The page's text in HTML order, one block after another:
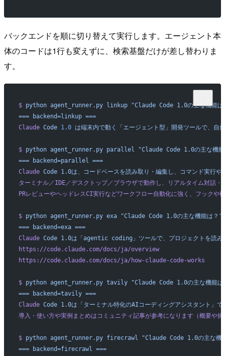
バックエンドを順に切り替えて実行します。エージェント本
体のコードは1行も変えずに、検索基盤だけが差し替わりま
す。
$ python agent_runner.py linkup "Claude Code 1.0の主な機能は
=== backend=linkup ===
Claude Code 1.0 は端末内で動く「エージェント型」開発ツールで、自
$ python agent_runner.py parallel "Claude Code 1.0の主な機
=== backend=parallel ===
Claude Code 1.0は、コードベースを読み取り・編集し、コマンド実行や
ターミナル／IDE／デスクトップ／ブラウザで動作し、リアルタイム対話
PRレビューやヘッドレスCI実行などワークフロー自動化に強く、フック
$ python agent_runner.py exa "Claude Code 1.0の主な機能は？"
=== backend=exa ===
Claude Code 1.0は「agentic coding」ツールで、プロジェクトを読み
https://code.claude.com/docs/ja/overview
https://code.claude.com/docs/ja/how-claude-code-works
$ python agent_runner.py tavily "Claude Code 1.0の主な機能は
=== backend=tavily ===
Claude Code 1.0は「ターミナル特化のAIコーディングアシスタント」で
導入・使い方や実例まとめはコミュニティ記事が参考になります（概要や
$ python agent_runner.py firecrawl "Claude Code 1.0の主な機
=== backend=firecrawl ===